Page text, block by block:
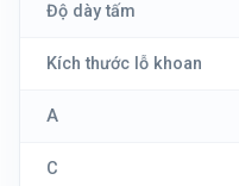
Độ dày tấm
Kích thước lỗ khoan
A
C